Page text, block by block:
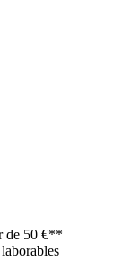
de 50 €**